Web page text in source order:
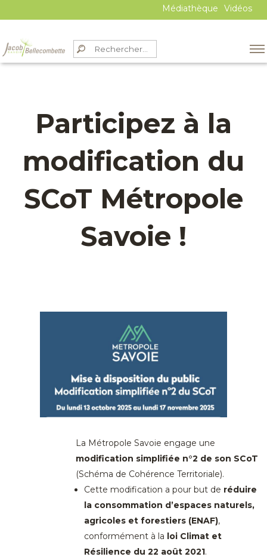
Médiathèque Vidéos
Participez à la
modification du
SCoT Métropole
Savoie !
La Métropole Savoie engage une
modification simplifiée n°2 de son SCoT
(Schéma de Cohérence Territoriale).
Cette modification a pour but de réduire
la consommation d’espaces naturels,
agricoles et forestiers (ENAF),
conformément à la loi Climat et
Résilience du 22 août 2021.